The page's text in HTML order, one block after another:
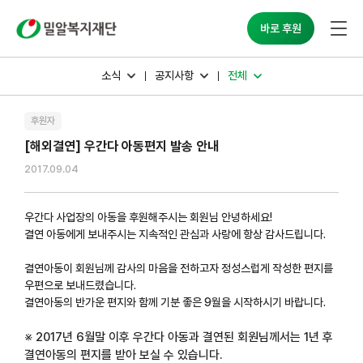
바로 후원
소식 공지사항 전체
후원자
[해외결연] 우간다 아동편지 발송 안내
2017.09.04
우간다 사업장의 아동을 후원해주시는 회원님 안녕하세요!
결연 아동에게 보내주시는 지속적인 관심과 사랑에 항상 감사드립니다.
결연아동이 회원님께 감사의 마음을 전하고자 정성스럽게 작성한 편지를
우편으로 보내드렸습니다.
결연아동의 반가운 편지와 함께 기분 좋은 9월을 시작하시기 바랍니다.
※ 2017년 6월말 이후 우간다 아동과 결연된 회원님께서는 1년 후
결연아동의 편지를 받아 보실 수 있습니다.